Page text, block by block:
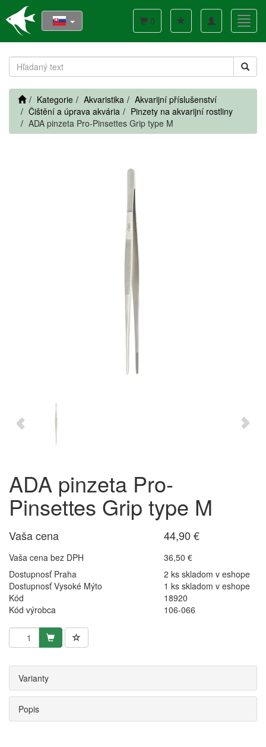
Toggle
navigation
0
Kategorie Akvaristika
Akvarijní příslušenství
Čištění a úprava akvária
Pinzety na akvarijní rostliny
ADA pinzeta Pro-Pinsettes Grip type M
ADA pinzeta Pro-
Pinsettes Grip type M
Vaša cena 44,90 €
Vaša cena bez DPH
36,50 €
Dostupnosť Praha
2 ks skladom v eshope
Dostupnosť Vysoké Mýto
1 ks skladom v eshope
Kód
18920
Kód výrobca
106-066
Varianty
Popis